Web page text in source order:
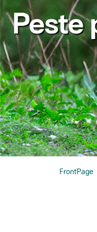
Peste
FrontPage